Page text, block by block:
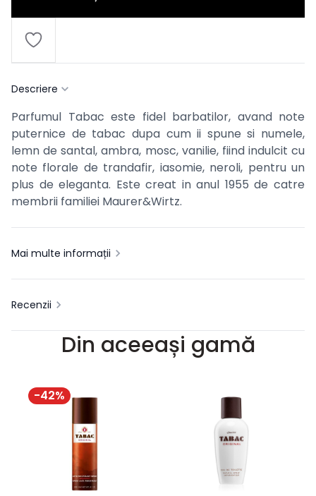
Descriere
Parfumul Tabac este fidel barbatilor, avand note
puternice de tabac dupa cum ii spune si numele,
lemn de santal, ambra, mosc, vanilie, fiind indulcit cu
note florale de trandafir, iasomie, neroli, pentru un
plus de eleganta. Este creat in anul 1955 de catre
membrii familiei Maurer&Wirtz.
Mai multe informații
Recenzii
Din aceeași gamă
-42%